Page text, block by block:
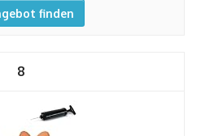
finden
8